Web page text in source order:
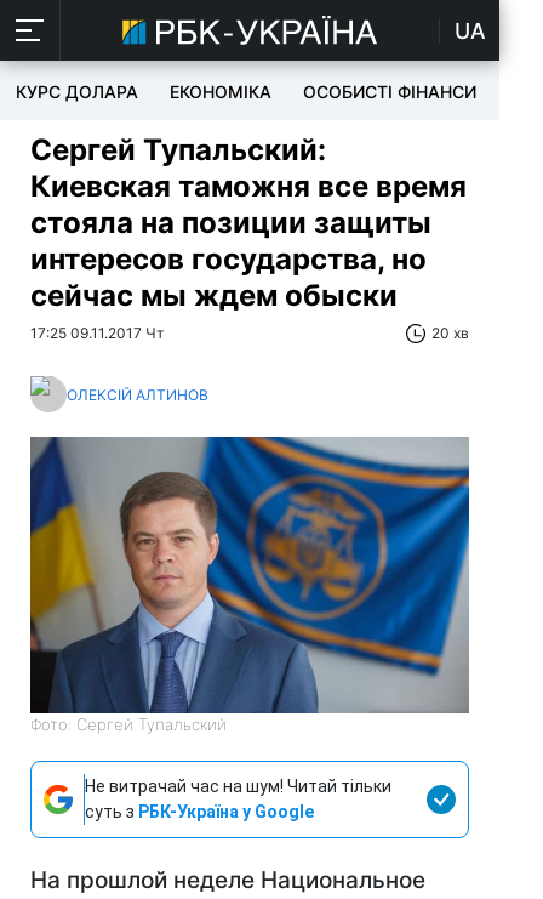
UA
КУРС ДОЛАРА ЕКОНОМІКА ОСОБИСТІ ФІНАНСИ
Сергей Тупальский:
Киевская таможня все время
стояла на позиции защиты
интересов государства, но
сейчас мы ждем обыски
17:25 09.11.2017 Чт 20 хв
ОЛЕКСІЙ АЛТИНОВ
Фото: Сергей Тупальский
Не витрачай час на шум! Читай тільки
суть з РБК-Україна у Google
На прошлой неделе Национальное